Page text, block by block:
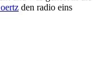
den radio eins